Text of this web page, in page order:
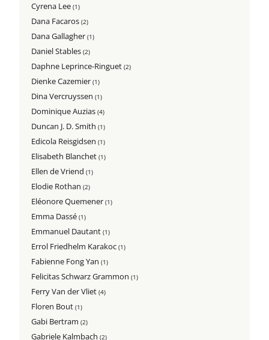
Cyrena Lee(1)
Dana Facaros(2)
Dana Gallagher(1)
Daniel Stables(2)
Daphne Leprince-Ringuet(2)
Dienke Cazemier(1)
Dina Vercruyssen(1)
Dominique Auzias(4)
Duncan J. D. Smith(1)
Edicola Reisgidsen(1)
Elisabeth Blanchet(1)
Ellen de Vriend(1)
Elodie Rothan(2)
Eléonore Quemener(1)
Emma Dassé(1)
Emmanuel Dautant(1)
Errol Friedhelm Karakoc(1)
Fabienne Fong Yan(1)
Felicitas Schwarz Grammon(1)
Ferry Van der Vliet(4)
Floren Bout(1)
Gabi Bertram(2)
Gabriele Kalmbach(2)